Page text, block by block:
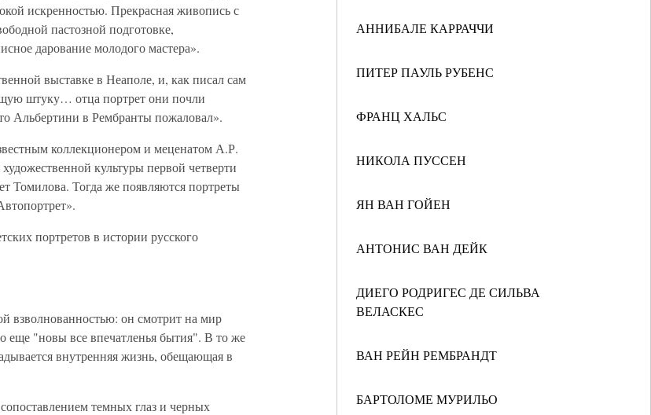
АННИБАЛЕ КАРРАЧЧИ
ПИТЕР ПАУЛЬ РУБЕНС
ФРАНЦ ХАЛЬС
НИКОЛА ПУССЕН
ЯН ВАН ГОЙЕН
АНТОНИС ВАН ДЕЙК
ДИЕГО РОДРИГЕС ДЕ СИЛЬВА
ВЕЛАСКЕС
ВАН РЕЙН РЕМБРАНДТ
БАРТОЛОМЕ МУРИЛЬО
искренностью. Прекрасная живопись с
пастозной подготовке,
дарование молодого мастера».
выставке в Неаполе, и, как писал сам
штуку… отца портрет они почли
Альбертини в Рембранты пожаловал».
коллекционером и меценатом А.Р.
культуры первой четверти
Томилова. Тогда же появляются портреты
портретов в истории русского
взволнованностью: он смотрит на мир
еще "новы все впечатленья бытия". В то же
внутренняя жизнь, обещающая в
темных глаз и черных